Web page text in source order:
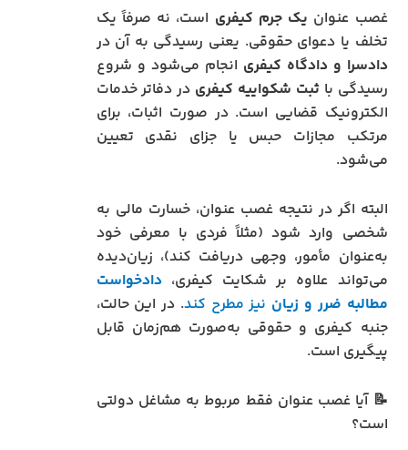
غصب عنوان یک جرم کیفری است، نه صرفاً یک
تخلف یا دعوای حقوقی. یعنی رسیدگی به آن در
دادسرا و دادگاه کیفری انجام می‌شود و شروع
رسیدگی با ثبت شکواییه کیفری در دفاتر خدمات
الکترونیک قضایی است. در صورت اثبات، برای
مرتکب مجازات حبس یا جزای نقدی تعیین
می‌شود.
البته اگر در نتیجه غصب عنوان، خسارت مالی به
شخصی وارد شود (مثلاً فردی با معرفی خود
به‌عنوان مأمور، وجهی دریافت کند)، زیان‌دیده
می‌تواند علاوه بر شکایت کیفری،دادخواست
مطالبه ضرر و زیان نیز مطرح کند. در این حالت،
جنبه کیفری و حقوقی به‌صورت هم‌زمان قابل
پیگیری است.
📝 آیا غصب عنوان فقط مربوط به مشاغل دولتی
است؟